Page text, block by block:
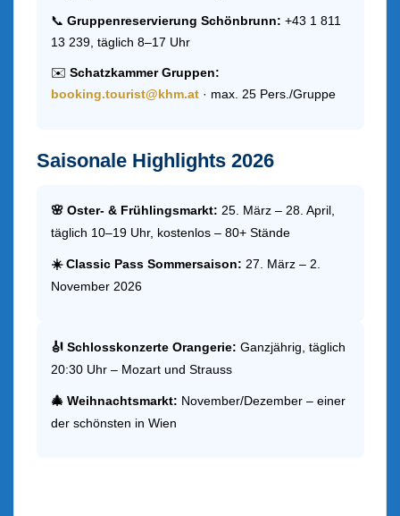
📞 Gruppenreservierung Schönbrunn: +43 1 811
13 239, täglich 8–17 Uhr
✉️ Schatzkammer Gruppen:
booking.tourist@khm.at· max. 25 Pers./Gruppe
Saisonale Highlights 2026
🌸 Oster- & Frühlingsmarkt: 25. März – 28. April,
täglich 10–19 Uhr, kostenlos – 80+ Stände
☀️ Classic Pass Sommersaison: 27. März – 2.
November 2026
🎻 Schlosskonzerte Orangerie: Ganzjährig, täglich
20:30 Uhr – Mozart und Strauss
🎄 Weihnachtsmarkt: November/Dezember – einer
der schönsten in Wien